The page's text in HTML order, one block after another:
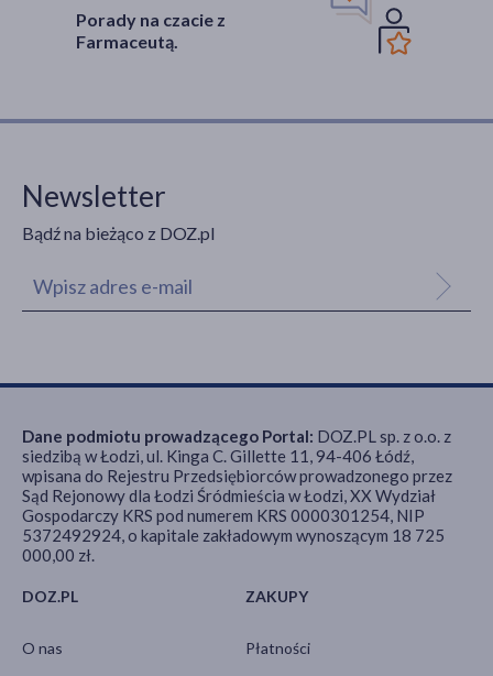
Porady na czacie z
Farmaceutą.
Newsletter
Bądź na bieżąco z DOZ.pl
DOZ.PL
O nas
ZAKUPY
Płatności
Dane podmiotu prowadzącego Portal: DOZ.PL sp. z o.o. z
siedzibą w Łodzi, ul. Kinga C. Gillette 11, 94-406 Łódź,
wpisana do Rejestru Przedsiębiorców prowadzonego przez
Sąd Rejonowy dla Łodzi Śródmieścia w Łodzi, XX Wydział
Gospodarczy KRS pod numerem KRS 0000301254, NIP
5372492924, o kapitale zakładowym wynoszącym 18 725
000,00 zł.